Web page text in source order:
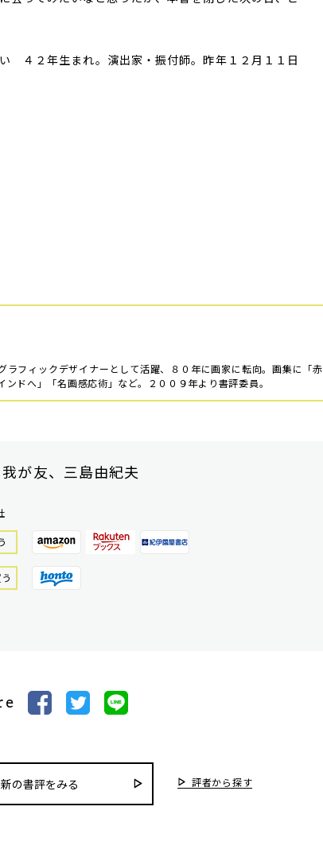
４２年生まれ。演出家・振付師。昨年１２月１１日
ラフィックデザイナーとして活躍、８０年に画家に転向。画集に「赤
ドへ」「名画感応術」など。２００９年より書評委員。
が友、三島由紀夫
の書評をみる 評者から探す